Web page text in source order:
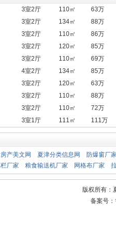
3室2厅 110㎡
63万
3室2厅 134㎡
88万
3室2厅 110㎡
86万
3室2厅 120㎡
85万
3室2厅 110㎡
69万
4室2厅 134㎡
85万
3室2厅 120㎡
63万
3室2厅 110㎡
88万
3室2厅 110㎡
72万
3室1厅 111㎡ 111万
产美文网 夏津分类信息网
防爆窗厂
厂家 粮食输送机厂家 网格布厂家
版权所有：
备案号：